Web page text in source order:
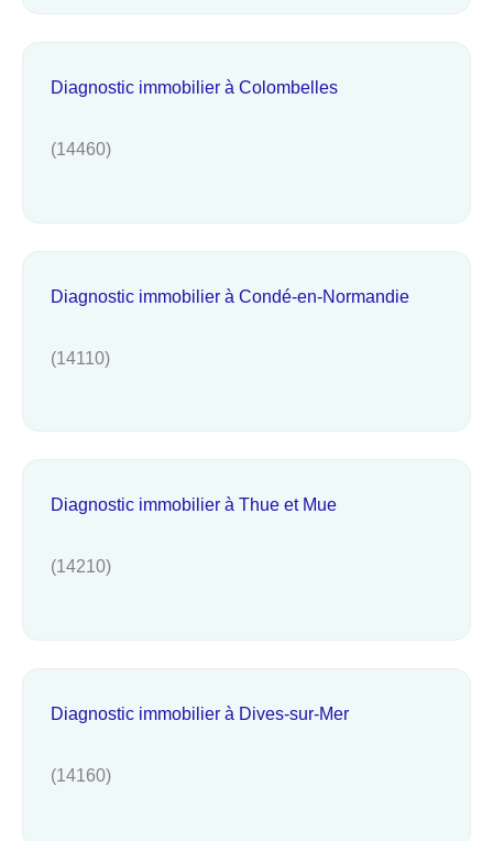
Diagnostic immobilier à Colombelles
(14460)
Diagnostic immobilier à Condé-en-Normandie
(14110)
Diagnostic immobilier à Thue et Mue
(14210)
Diagnostic immobilier à Dives-sur-Mer
(14160)